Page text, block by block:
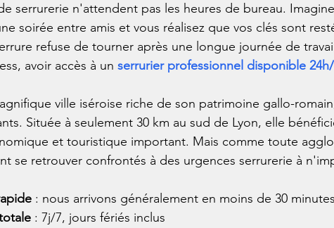
serrurerie n'attendent pas les heures de bureau.
soirée entre amis et vous réalisez que vos clés sont
refuse de tourner après une longue journée de
avoir accès à un serrurier professionnel disponible
ville iséroise riche de son patrimoine gallo-
Située à seulement 30 km au sud de Lyon, elle
et touristique important. Mais comme toute
se retrouver confrontés à des urgences serrurerie à
: nous arrivons généralement en moins de 30 minutes
: 7j/7, jours fériés inclus